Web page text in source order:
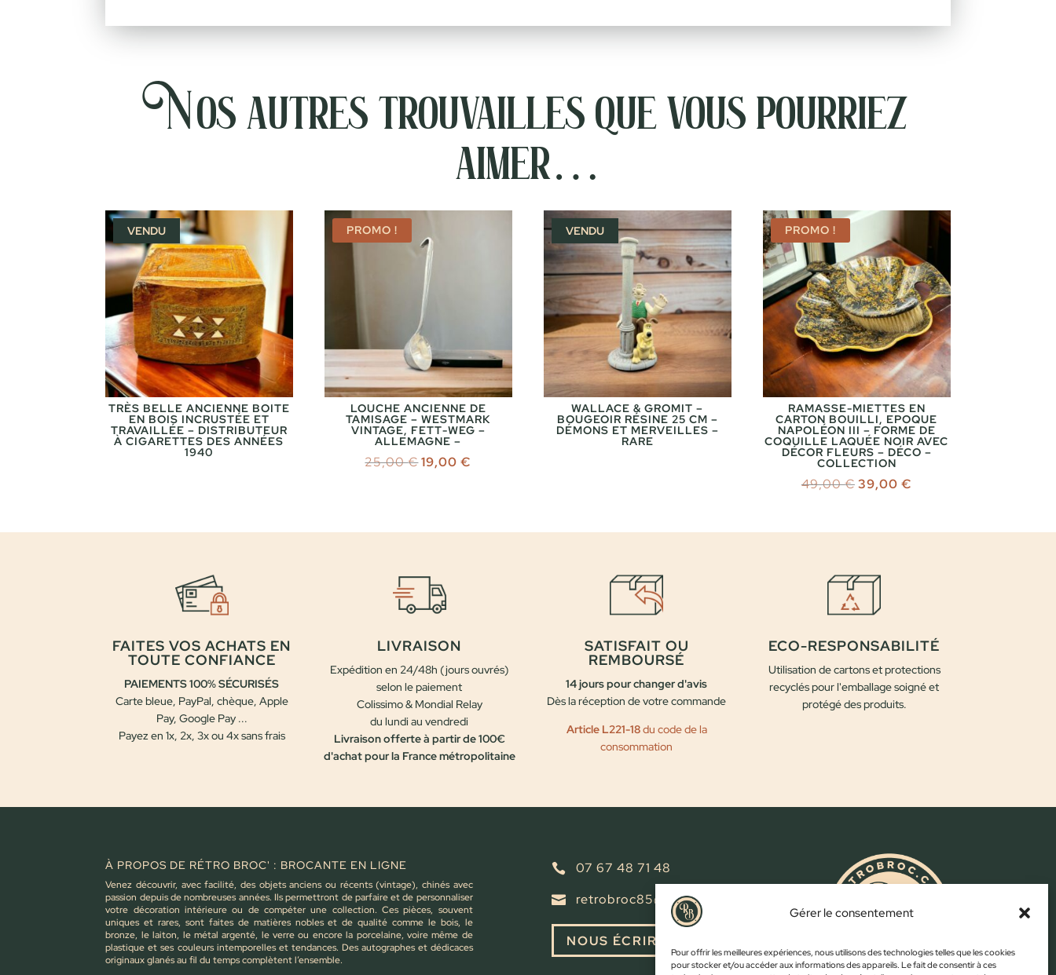
Gérer le consentement
Pour offrir les meilleures expériences, nous utilisons des technologies telles que les cookies
pour stocker et/ou accéder aux informations des appareils. Le fait de consentir à ces
Nos autres trouvailles que vous pourriez
aimer…
VENDU
TRÈS BELLE ANCIENNE BOITE
EN BOIS INCRUSTÉE ET
TRAVAILLÉE – DISTRIBUTEUR
À CIGARETTES DES ANNÉES
1940
PROMO !
LOUCHE ANCIENNE DE
TAMISAGE – WESTMARK
VINTAGE, FETT-WEG –
ALLEMAGNE –
25,00€Le
19,00€
VENDU
WALLACE & GROMIT –
BOUGEOIR RÉSINE 25 CM –
DÉMONS ET MERVEILLES –
RARE
PROMO !
RAMASSE-MIETTES EN
CARTON BOUILLI, EPOQUE
NAPOLÉON III – FORME DE
COQUILLE LAQUÉE NOIR AVEC
DÉCOR FLEURS – DÉCO –
COLLECTION
49,00€Le
39,00 €
FAITES VOS ACHATS EN
TOUTE CONFIANCE
PAIEMENTS 100% SÉCURISÉS
Carte bleue, PayPal, chèque, Apple
Pay, Google Pay ...
Payez en 1x, 2x, 3x ou 4x sans frais
LIVRAISON
Expédition en 24/48h (jours ouvrés)
selon le paiement
Colissimo & Mondial Relay
du lundi au vendredi
Livraison offerte à partir de 100€
d'achat pour la France métropolitaine
SATISFAIT OU
REMBOURSÉ
14 jours pour changer d'avis
Dès la réception de votre commande
Article L221-18du code de la
consommation
ECO-RESPONSABILITÉ
Utilisation de cartons et protections
recyclés pour l'emballage soigné et
protégé des produits.
À PROPOS DE RÉTRO BROC' : BROCANTE EN LIGNE
Venez découvrir, avec facilité, des objets anciens ou récents (vintage), chinés avec
passion depuis de nombreuses années. Ils permettront de parfaire et de personnaliser
votre décoration intérieure ou de compéter une collection. Ces pièces, souvent
uniques et rares, sont faites de matières nobles et de qualité comme le bois, le
bronze, le laiton, le métal argenté, le verre ou encore la porcelaine, voire même de
plastique et ses couleurs intemporelles et tendances. Des autographes et dédicaces
originaux glanés au fil du temps complètent l’ensemble.
 07 67 48 71 48
 retrobroc85@gmail.com
NOUS ÉCRIRE